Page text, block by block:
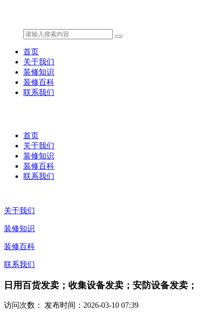
首页
关于我们
装修知识
装修百科
联系我们
首页
关于我们
装修知识
装修百科
联系我们
关于我们
装修知识
装修百科
联系我们
日用百货发卖；收集设备发卖；安防设备发卖；
访问次数： 发布时间：2026-03-10 07:39